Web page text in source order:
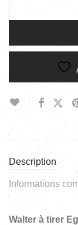
Description
Informations
Walter à tirer